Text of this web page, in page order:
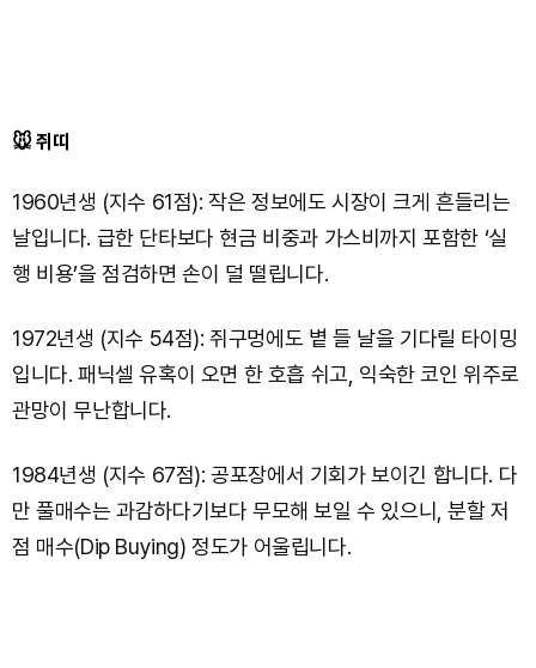
🐭 쥐띠
1960년생 (지수 61점): 작은 정보에도 시장이 크게 흔들리는
날입니다. 급한 단타보다 현금 비중과 가스비까지 포함한 ‘실
행 비용’을 점검하면 손이 덜 떨립니다.
1972년생 (지수 54점): 쥐구멍에도 볕 들 날을 기다릴 타이밍
입니다. 패닉셀 유혹이 오면 한 호흡 쉬고, 익숙한 코인 위주로
관망이 무난합니다.
1984년생 (지수 67점): 공포장에서 기회가 보이긴 합니다. 다
만 풀매수는 과감하다기보다 무모해 보일 수 있으니, 분할 저
점 매수(Dip Buying) 정도가 어울립니다.